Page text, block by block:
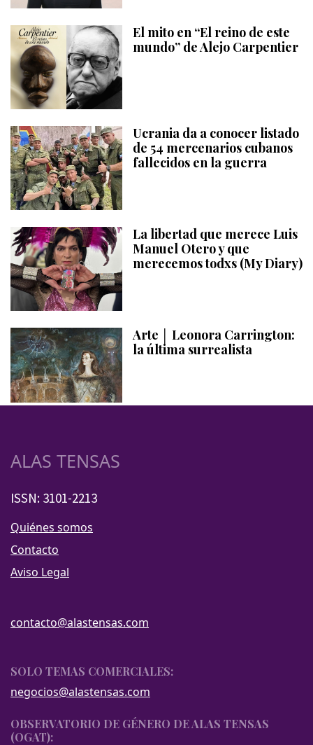
El mito en “El reino de este
mundo” de Alejo Carpentier
Ucrania da a conocer listado
de 54 mercenarios cubanos
fallecidos en la guerra
La libertad que merece Luis
Manuel Otero y que
merecemos todxs (My Diary)
Arte │ Leonora Carrington:
la última surrealista
ALAS TENSAS
ISSN: 3101-2213
Quiénes somos
Contacto
Aviso Legal
contacto@alastensas.com
SOLO TEMAS COMERCIALES:
negocios@alastensas.com
OBSERVATORIO DE GÉNERO DE ALAS TENSAS
(OGAT):